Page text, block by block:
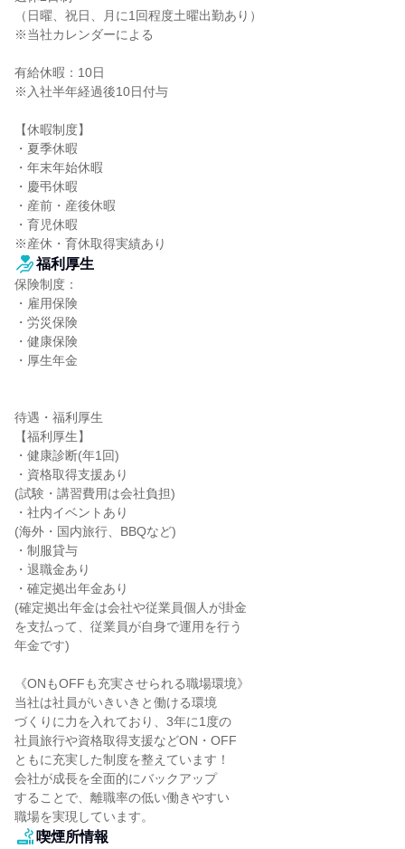
（日曜、祝日、月に1回程度土曜出勤あり）
※当社カレンダーによる
有給休暇：10日
※入社半年経過後10日付与
【休暇制度】
・夏季休暇
・年末年始休暇
・慶弔休暇
・産前・産後休暇
・育児休暇
※産休・育休取得実績あり
福利厚生
保険制度：
・雇用保険
・労災保険
・健康保険
・厚生年金
待遇・福利厚生
【福利厚生】
・健康診断(年1回)
・資格取得支援あり
(試験・講習費用は会社負担)
・社内イベントあり
(海外・国内旅行、BBQなど)
・制服貸与
・退職金あり
・確定拠出年金あり
(確定拠出年金は会社や従業員個人が掛金
を支払って、従業員が自身で運用を行う
年金です)
《ONもOFFも充実させられる職場環境》
当社は社員がいきいきと働ける環境
づくりに力を入れており、3年に1度の
社員旅行や資格取得支援などON・OFF
ともに充実した制度を整えています！
会社が成長を全面的にバックアップ
することで、離職率の低い働きやすい
職場を実現しています。
喫煙所情報